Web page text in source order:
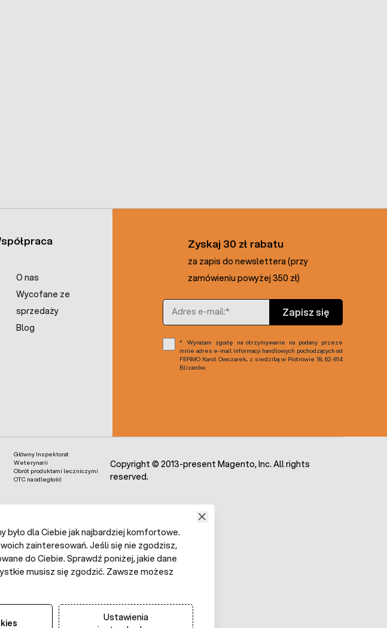
O nas
Wycofane ze
sprzedaży
Blog
Zyskaj 30 zł rabatu
za zapis do newslettera (przy
zamówieniu powyżej 350 zł)
Adres e-mail
Zapisz się
Wyrażam zgodę na otrzymywanie na podany przeze
mnie adres e-mail informacji handlowych pochodzących od
FERMO Karol Owczarek, z siedzibą w Piotrowie 18, 62-814
Blizanów.
Główny Inspektorat
Weterynarii
Obrót produktami leczniczymi
OTC na odległość
Copyright © 2013-present Magento, Inc. All rights
reserved.
było dla Ciebie jak najbardziej komfortowe.
zainteresowań. Jeśli się nie zgodzisz,
do Ciebie. Sprawdź poniżej, jakie dane
musisz się zgodzić. Zawsze możesz
Ustawienia